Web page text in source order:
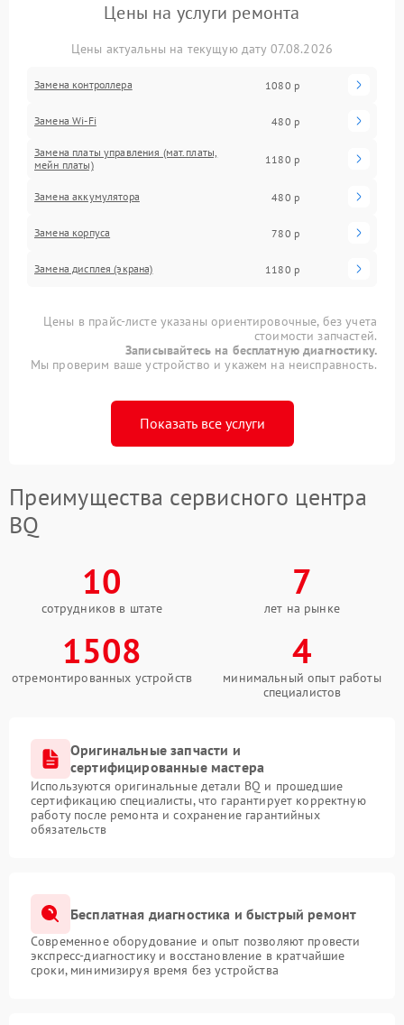
Цены на услуги ремонта
Цены актуальны на текущую дату 07.08.2026
Замена контроллера 1080 р
Замена Wi-Fi 480 р
Замена платы управления (мат.платы,
мейн платы)
1180 р
Замена аккумулятора 480 р
Замена корпуса 780 р
Замена дисплея (экрана) 1180 р
Цены в прайс-листе указаны ориентировочные, без учета
стоимости запчастей.
Записывайтесь на бесплатную диагностику.
Мы проверим ваше устройство и укажем на неисправность.
Показать все услуги
Преимущества сервисного центра
BQ
10
сотрудников в штате
7
лет на рынке
1508
отремонтированных устройств
4
минимальный опыт работы
специалистов
Оригинальные запчасти и
сертифицированные мастера
Используются оригинальные детали BQ и прошедшие
сертификацию специалисты, что гарантирует корректную
работу после ремонта и сохранение гарантийных
обязательств
Бесплатная диагностика и быстрый ремонт
Современное оборудование и опыт позволяют провести
экспресс-диагностику и восстановление в кратчайшие
сроки, минимизируя время без устройства